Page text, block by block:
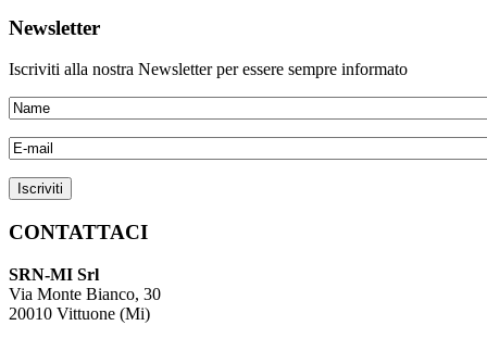
Newsletter
Iscriviti alla nostra Newsletter per essere sempre informato
CONTATTACI
SRN-MI Srl
Via Monte Bianco, 30
20010 Vittuone (Mi)